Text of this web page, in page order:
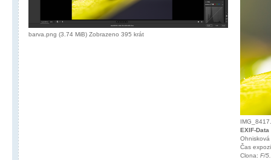
barva.png (3.74 MiB) Zobrazeno 395 krát
EXIF-Data
Čas
Clona: F/